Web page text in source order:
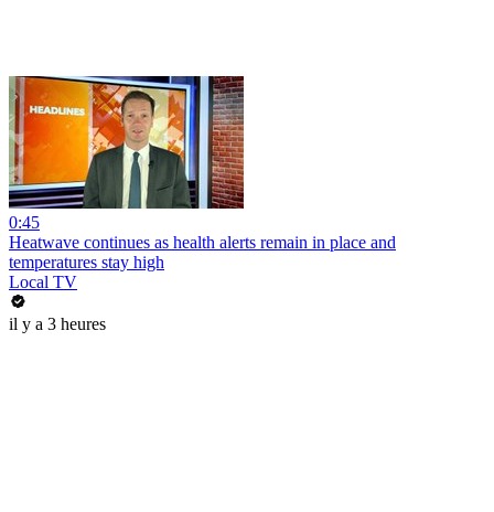
0:45
Heatwave continues as health alerts remain in place and
temperatures stay high
Local TV
il y a 3 heures